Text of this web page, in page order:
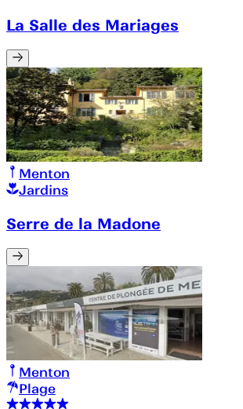
La Salle des Mariages
Menton
Jardins
Serre de la Madone
Menton
Plage